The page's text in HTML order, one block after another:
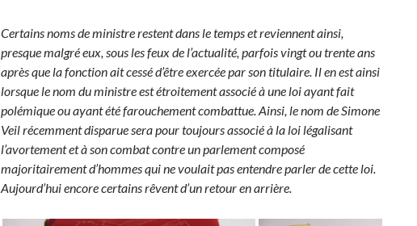
Certains noms de ministre restent dans le temps et reviennent ainsi,
presque malgré eux, sous les feux de l’actualité, parfois vingt ou trente ans
après que la fonction ait cessé d’être exercée par son titulaire. Il en est ainsi
lorsque le nom du ministre est étroitement associé à une loi ayant fait
polémique ou ayant été farouchement combattue. Ainsi, le nom de Simone
Veil récemment disparue sera pour toujours associé à la loi légalisant
l’avortement et à son combat contre un parlement composé
majoritairement d’hommes qui ne voulait pas entendre parler de cette loi.
Aujourd’hui encore certains rêvent d’un retour en arrière.